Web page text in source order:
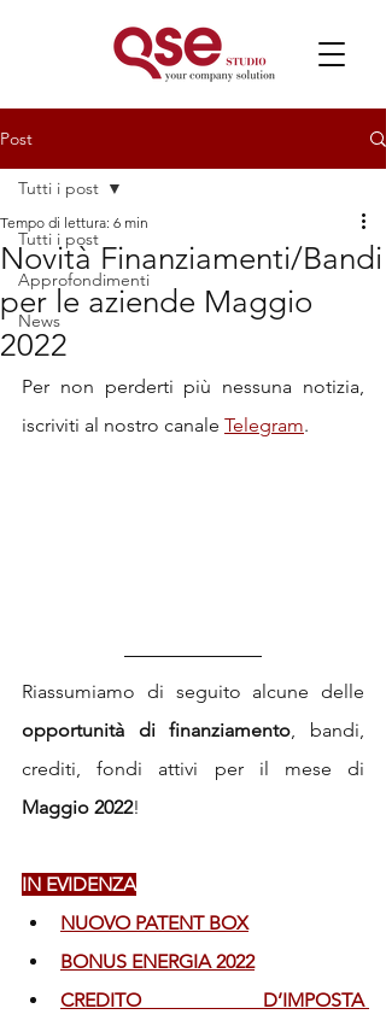
Post
Tutti i post
Approfondimenti
News
Tutti i post
Novità Finanziamenti/Bandi
per le aziende Maggio
2022
Tempo di lettura: 6 min
Per non perderti più nessuna notizia,
iscriviti al nostro canale Telegram.
opportunità di finanziamento, bandi,
Maggio 2022!
IN EVIDENZA
NUOVO PATENT BOX
BONUS ENERGIA 2022
CREDITO D’IMPOSTA